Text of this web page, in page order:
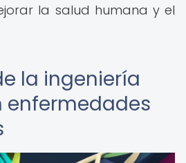
la salud humana y el
la ingeniería
enfermedades